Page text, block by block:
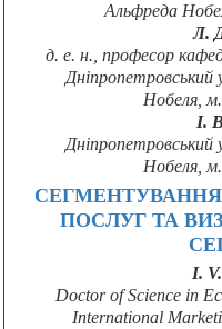
Альфреда
Л.
д. е. н., професор
Дніпропетровський
Нобеля,
І.
Дніпропетровський
Нобеля,
ПОСЛУГ ТА
І.
Doctor of Science in
International